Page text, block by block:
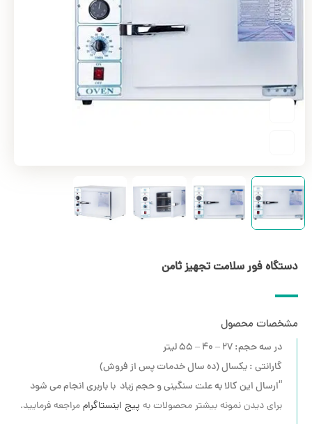
دستگاه فور سلامت تجهیز ثامن
مشخصات محصول
در سه حجم: 27 – 40 – 55 لیتر
گارانتی : یکسال (ده سال خدمات پس از فروش)
“ارسال این کالا به علت سنگینی و حجم زیاد با باربری انجام می شود
برای دیدن نمونه بیشتر محصولات به پیج اینستاگراممراجعه فرمایید.